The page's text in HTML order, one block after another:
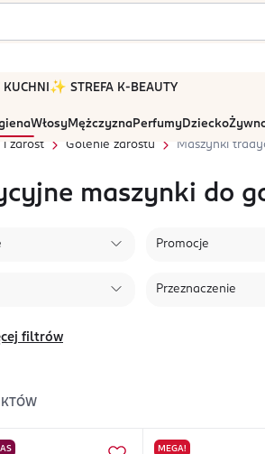
KUCHNI ✨ STREFA K-BEAUTY
WłosyMężczyznaPerfumyDziecko
i zarost Golenie zarostu Maszynki
maszynki do
Promocje
Przeznaczenie
filtrów
MEGA!